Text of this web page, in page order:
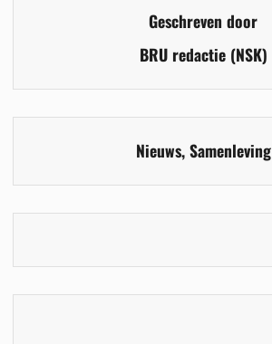
Geschreven door
BRU redactie (NSK)
Nieuws,Samenleving